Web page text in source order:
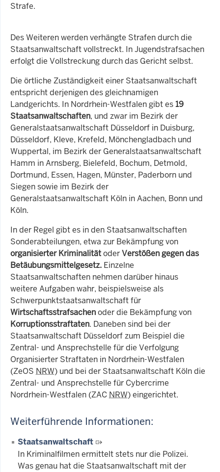
Strafe.
Des Weiteren werden verhängte Strafen durch die
Staatsanwaltschaft vollstreckt. In Jugendstrafsachen
erfolgt die Vollstreckung durch das Gericht selbst.
Die örtliche Zuständigkeit einer Staatsanwaltschaft
entspricht derjenigen des gleichnamigen
Landgerichts. In Nordrhein-Westfalen gibt es19
Staatsanwaltschaften, und zwar im Bezirk der
Generalstaatsanwaltschaft Düsseldorf in Duisburg,
Düsseldorf, Kleve, Krefeld, Mönchengladbach und
Wuppertal, im Bezirk der Generalstaatsanwaltschaft
Hamm in Arnsberg, Bielefeld, Bochum, Detmold,
Dortmund, Essen, Hagen, Münster, Paderborn und
Siegen sowie im Bezirk der
Generalstaatsanwaltschaft Köln in Aachen, Bonn und
Köln.
In der Regel gibt es in den Staatsanwaltschaften
Sonderabteilungen, etwa zur Bekämpfung von
organisierter KriminalitätoderVerstößen gegen das
Betäubungsmittelgesetz. Einzelne
Staatsanwaltschaften nehmen darüber hinaus
weitere Aufgaben wahr, beispielsweise als
Schwerpunktstaatsanwaltschaft für
Wirtschaftsstrafsachenoder die Bekämpfung von
Korruptionsstraftaten. Daneben sind bei der
Staatsanwaltschaft Düsseldorf zum Beispiel die
Zentral- und Ansprechstelle für die Verfolgung
Organisierter Straftaten in Nordrhein-Westfalen
(ZeOS NRW) und bei der Staatsanwaltschaft Köln die
Zentral- und Ansprechstelle für Cybercrime
Nordrhein-Westfalen (ZAC NRW) eingerichtet.
Weiterführende Informationen:
Staatsanwaltschaft
In Kriminalfilmen ermittelt stets nur die Polizei.
Was genau hat die Staatsanwaltschaft mit der